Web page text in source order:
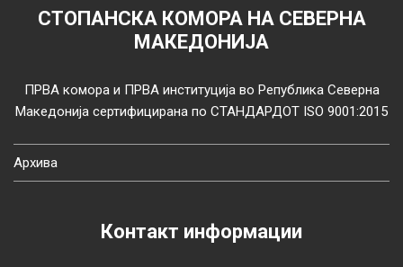
СТОПАНСКА КОМОРА НА СЕВЕРНА
МАКЕДОНИЈА
ПРВА комора и ПРВА институција во Република Северна
Македонија сертифицирана по СТАНДАРДОТ ISO 9001:2015
Архива
Контакт информации